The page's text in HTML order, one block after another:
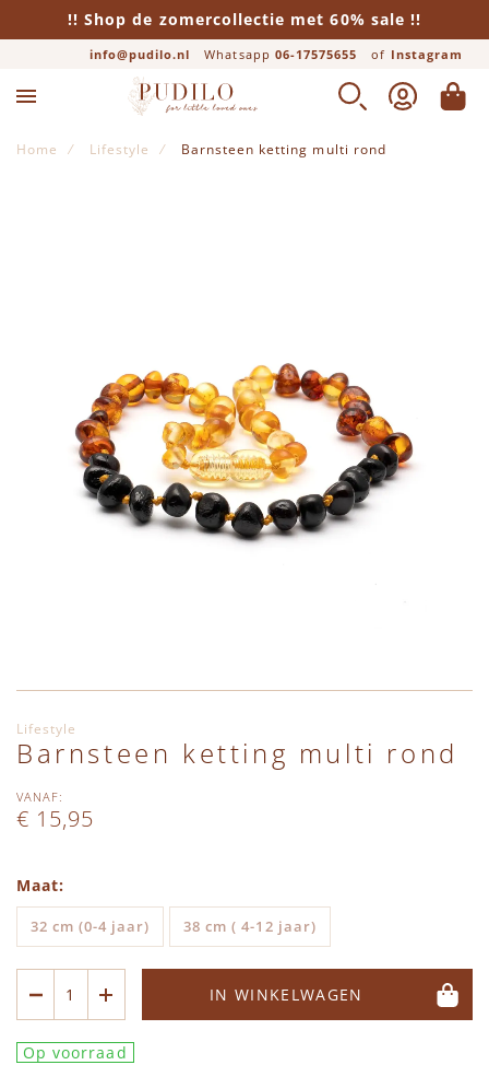
!! Shop de zomercollectie met 60% sale !!
info@pudilo.nl Whatsapp 06-17575655 of Instagram
ZOEK ACCOUNT
Home Lifestyle Barnsteen ketting multi rond
Ga naar het begin van de afbeeldingen-gallerij
Lifestyle
Barnsteen ketting multi rond
VANAF
€ 15,95
Maat
32 cm (0-4 jaar) 38 cm ( 4-12 jaar)
IN WINKELWAGEN
Op voorraad